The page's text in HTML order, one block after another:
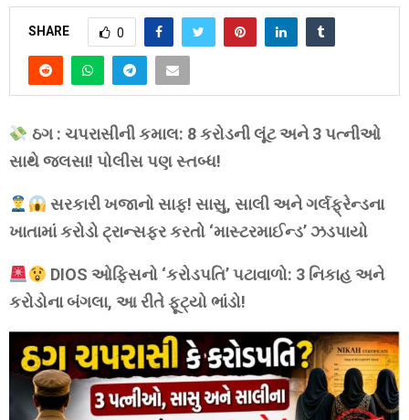
SHARE 0
ઠગ : ચપરાસીની કમાલ: 8 કરોડની લૂંટ અને 3 પત્નીઓ
સાથે જલસા! પોલીસ પણ સ્તબ્ધ!
સરકારી ખજાનો સાફ! સાસુ, સાલી અને ગર્લફ્રેન્ડના
ખાતામાં કરોડો ટ્રાન્સફર કરતો ‘માસ્ટરમાઈન્ડ’ ઝડપાયો
DIOS ઓફિસનો ‘કરોડપતિ’ પટાવાળો: 3 નિકાહ અને
કરોડોના બંગલા, આ રીતે ફૂટ્યો ભાંડો!